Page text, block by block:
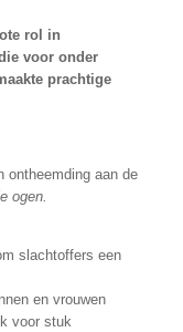
rol in
voor onder
prachtige
ontheemding aan de
ogen.
slachtoffers een
en vrouwen
voor stuk